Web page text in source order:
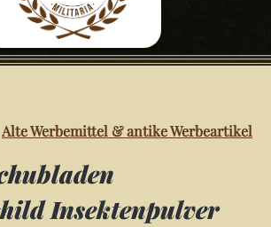
Alte Werbemittel & antike Werbeartikel
Insektenpulver